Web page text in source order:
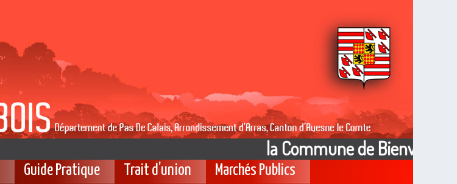
la Commune de Bienvillers
Guide Pratique Trait d’union Marchés Publics